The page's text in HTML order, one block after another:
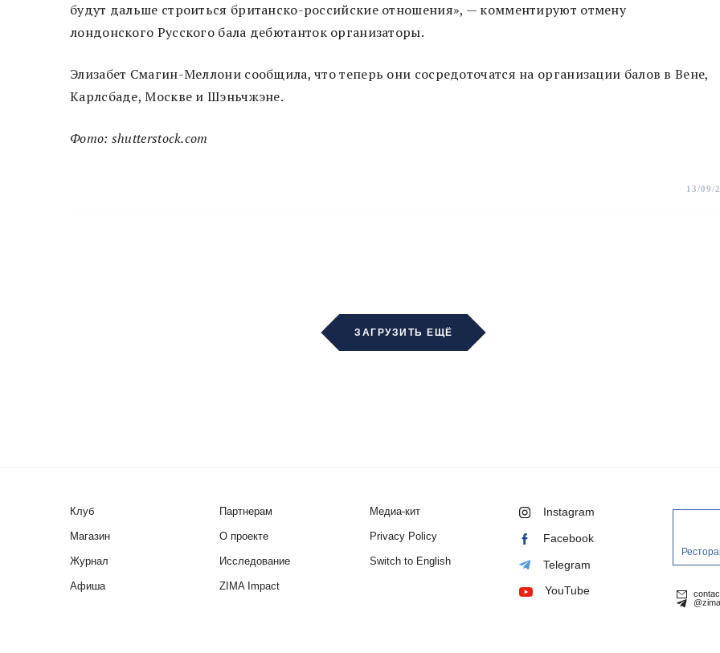
будут дальше строиться британско-российские отношения», — комментируют отмену
лондонского Русского бала дебютанток организаторы.
Элизабет Смагин-Меллони сообщила, что теперь они сосредоточатся на организации балов в Вене,
Карлсбаде, Москве и Шэньчжэне.
Фото: shutterstock.com
13/09/
ЗАГРУЗИТЬ ЕЩЁ
Клуб
Магазин
Журнал
Афиша
Партнерам
О проекте
Исследование
ZIMA Impact
Медиа-кит
Privacy Policy
Switch to English
Instagram
Facebook
Telegram
YouTube